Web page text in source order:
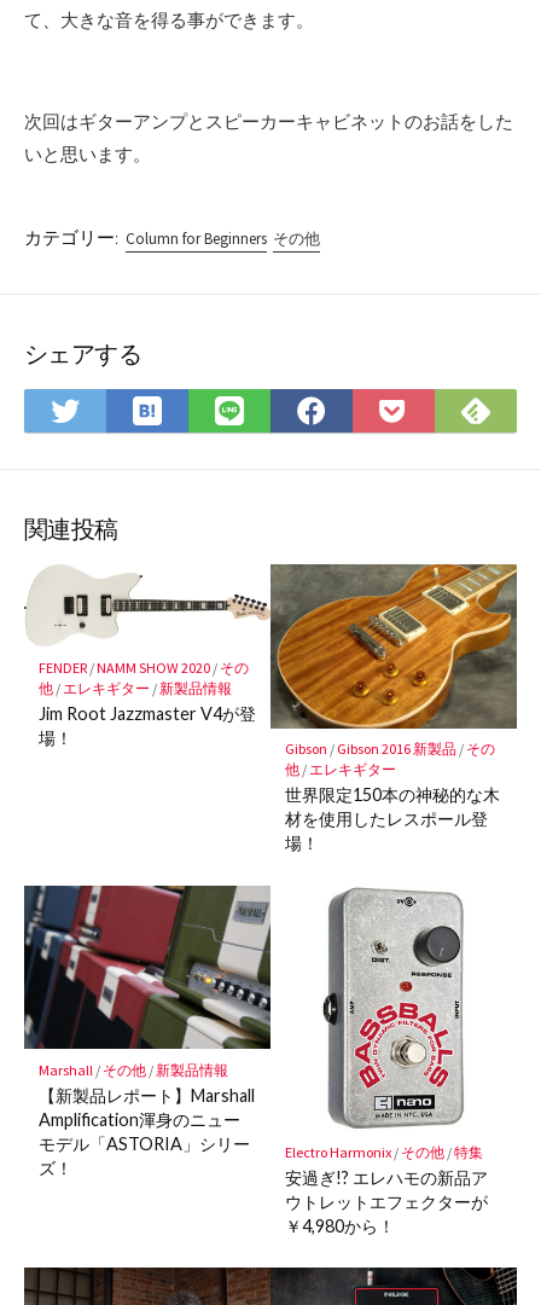
て、大きな音を得る事ができます。
次回はギターアンプとスピーカーキャビネットのお話をした
いと思います。
カテゴリー: Column for Beginners その他
シェアする
Twitter
で
ア
は
て
ー
に
保
存
LINE
で
Facebook
で
Pocket
に
で
関連投稿
FENDER/NAMM SHOW 2020/ その
他/ エレキギター /新製品情報
Jim Root Jazzmaster V4が登
場！
Gibson / Gibson 2016 新製品/ その
他/エレキギター
世界限定150本の神秘的な木
材を使用したレスポール登
場！
Marshall / その他/新製品情報
【新製品レポート】Marshall
Amplification渾身のニュー
モデル「ASTORIA」シリー
ズ！
Electro Harmonix/ その他/特集
安過ぎ!? エレハモの新品ア
ウトレットエフェクターが
￥4,980から！